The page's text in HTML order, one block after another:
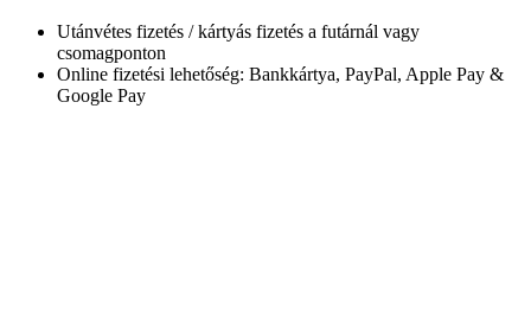
Utánvétes fizetés / kártyás fizetés a futárnál vagy
csomagponton
Online fizetési lehetőség: Bankkártya, PayPal, Apple Pay &
Google Pay